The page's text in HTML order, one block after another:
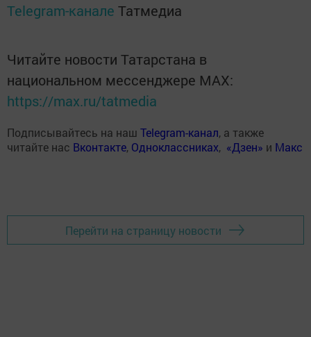
Telegram-канале Татмедиа
Читайте новости Татарстана в
национальном мессенджере MАХ:
https://max.ru/tatmedia
Подписывайтесь на наш Telegram-канал, а также
читайте нас Вконтакте, Одноклассниках, «Дзен» и Макс
Перейти на страницу новости